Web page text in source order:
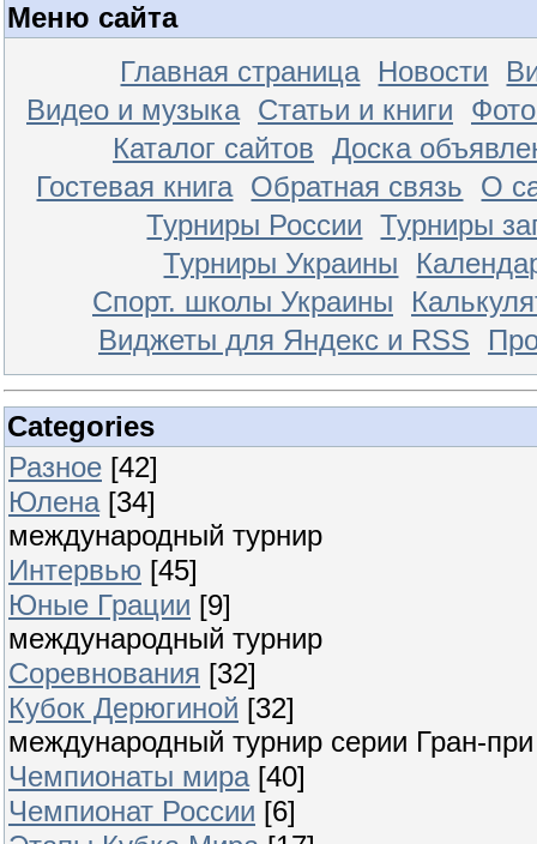
Меню сайта
Главная страница
Новости
Видео и музыка Статьи и книги
Каталог сайтов Доска
Гостевая книга Обратная связь
О
Турниры России
Турниры
Турниры Украины
Спорт. школы Украины
Виджеты для Яндекс и RSS
Categories
Разное [42]
Юлена [34]
международный турнир
Интервью [45]
Юные Грации [9]
международный турнир
Соревнования [32]
Кубок Дерюгиной [32]
международный турнир серии Гран-при
Чемпионаты мира [40]
Чемпионат России [6]